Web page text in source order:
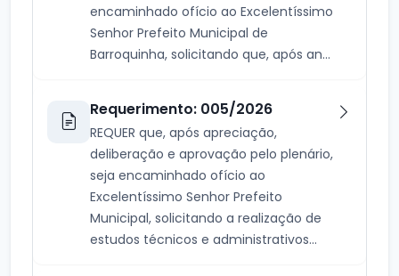
encaminhado ofício ao Excelentíssimo
Senhor Prefeito Municipal de
Barroquinha, solicitando que, após an...
Requerimento: 005/2026
REQUER que, após apreciação,
deliberação e aprovação pelo plenário,
seja encaminhado ofício ao
Excelentíssimo Senhor Prefeito
Municipal, solicitando a realização de
estudos técnicos e administrativos...